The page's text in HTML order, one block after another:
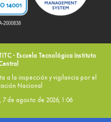
- Escuela Tecnológica Instituto
a la inspección y vigilancia por el
Nacional
de agosto de 2026, 1:06